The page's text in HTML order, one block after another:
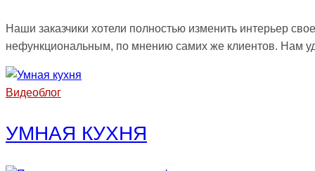
Наши заказчики хотели полностью изменить интерьер
нефункциональным, по мнению самих же клиентов. Нам
Видеоблог
УМНАЯ КУХНЯ